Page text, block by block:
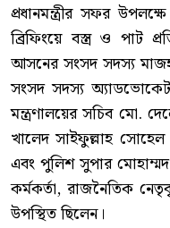
প্রধানমন্ত্রীর সফর
ব্রিফিংয়ে বস্ত্র ও পাট
আসনের সংসদ সদস্য
সংসদ সদস্য
মন্ত্রণালয়ের সচিব মো.
খালেদ সাইফুল্লাহ
এবং পুলিশ সুপার
কর্মকর্তা, রাজনৈতিক
উপস্থিত ছিলেন।